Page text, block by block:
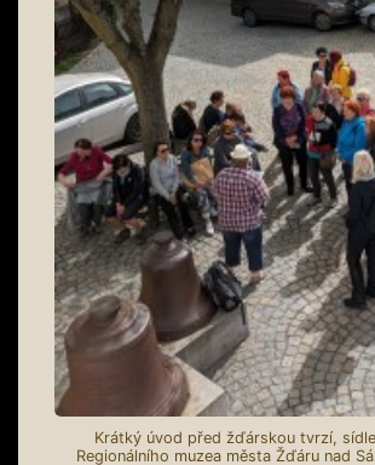
Krátký úvod před žďárskou tvrzí,
Regionálního muzea města Žďáru nad